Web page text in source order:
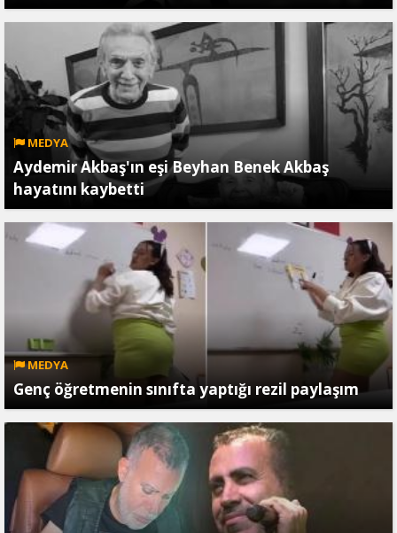
MEDYA
Aydemir Akbaş'ın eşi Beyhan Benek Akbaş
hayatını kaybetti
MEDYA
Genç öğretmenin sınıfta yaptığı rezil paylaşım